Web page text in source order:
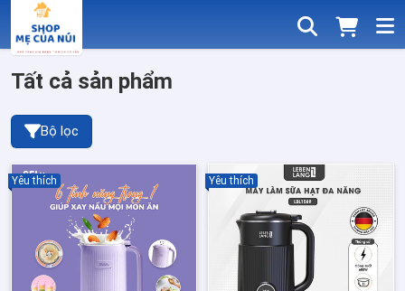
Tất cả sản phẩm
Bộ lọc
Yêu thích Yêu thích